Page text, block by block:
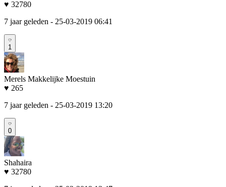
♥ 32780
7 jaar geleden - 25-03-2019 06:41
1
Merels Makkelijke Moestuin
♥ 265
7 jaar geleden - 25-03-2019 13:20
0
Shahaira
♥ 32780